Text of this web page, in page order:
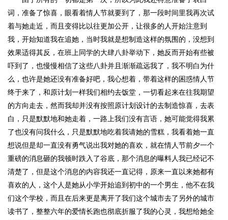
词，准备了惊喜，眼看着情人节就要到了，那一段时间里我再次试
着与她走近，而且变得比以往更加公开，让很多的人开始注意到
我，开始知道我在追她，当时我就是想制造这样的氛围的，没想到
效果适得其反，在班上同学的大肆八卦举动下，她反而开始有些被
吓到了，也慢慢相信了这些八卦并且渐渐疏远我了，我不明白为什
么，也许是她还没有准备好吧，我心想着，带着这样的困惑情人节
终于来了，和原计划一样我们相约去饭堂，一切看起来在往我期望
的方向走去，然而我却并没有按照原计划设计的去制造惊喜，去表
白，只是默默地和她走着，一路上我们没有言语，她可能觉得我累
了也没有问我什么，只是默默地吃着我请她的雪糕，我看着她一直
想说但是却一直没有勇气说出我对她的喜欢，就在情人节前夕一个
重磅的消息砸的我顿时跌入了谷底，那个消息的曝料人我已经记不
清楚了，但是这个消息的内容我还一直记得，原来一直以来她都有
喜欢的人，这个人是她从小学开始追到初中的一个男生，他不在我
们这个学校，而且在后来更是离开了我们这个城市去了另外的城市
读书了，整整六年的爱情长跑也彻底折服了我的心灵，我想给她全